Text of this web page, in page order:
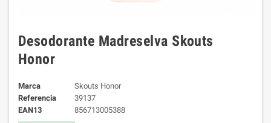
Desodorante Madreselva Skouts
Honor
Marca
Skouts Honor
Referencia
39137
EAN13
856713005388